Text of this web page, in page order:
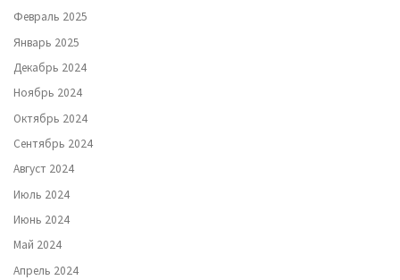
Февраль 2025
Январь 2025
Декабрь 2024
Ноябрь 2024
Октябрь 2024
Сентябрь 2024
Август 2024
Июль 2024
Июнь 2024
Май 2024
Апрель 2024